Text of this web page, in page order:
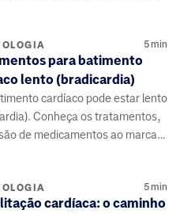
5min
para batimento
lento (bradicardia)
cardíaco pode estar lento
Conheça os tratamentos,
de medicamentos ao marca-
5min
cardíaca: o caminho